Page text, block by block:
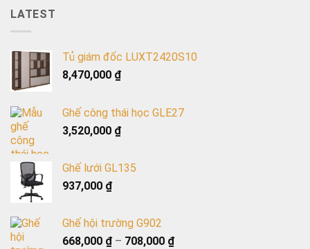
LATEST
Tủ giám đốc LUXT2420S10
8,470,000 ₫
Ghế công thái học GLE27
3,520,000 ₫
Ghế lưới GL135
937,000 ₫
Ghế hội trường G902
668,000 ₫– 708,000 ₫